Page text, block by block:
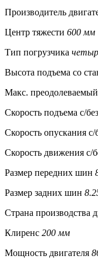
Производитель
Центр тяжести 600 мм
Тип погрузчика
Высота подъема со
Макс.
Скорость подъема с/
Скорость опускания c/
Скорость движения c/
Размер передних шин
Размер задних шин
Страна производства
Клиренс 200 мм
Мощность двигателя